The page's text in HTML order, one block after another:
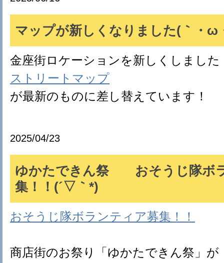
マップが新しくなりました(｀・ω
金座街ロケーションを新しくしました
ストリートマップ
が最新のものに差し替えています！
2025/04/23
ゆかたできん祭 おそうじ隊ボ
集！！(´▽｀*)
おそうじ隊ボランティア募集！！
商店街のお祭り「ゆかたできん祭」が